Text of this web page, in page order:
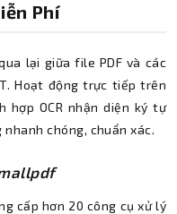
Phí
lại giữa file PDF và các
Hoạt động trực tiếp trên
OCR nhận diện ký tự
chóng, chuẩn xác.
cấp hơn 20 công cụ xử lý